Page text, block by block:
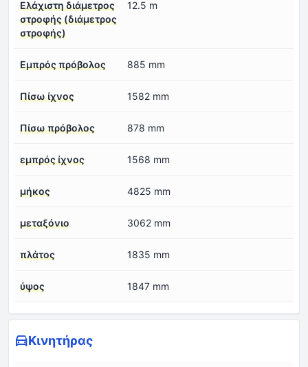
Ελάχιστη διάμετρος
στροφής (διάμετρος
στροφής)
12.5 m
Εμπρός πρόβολος 885 mm
Πίσω ίχνος 1582 mm
Πίσω πρόβολος 878 mm
εμπρός ίχνος 1568 mm
μήκος 4825 mm
μεταξόνιο 3062 mm
πλάτος 1835 mm
ύψος 1847 mm
Κινητήρας